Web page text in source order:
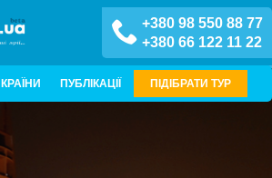
+380 98 550 88 77
+380 66 122 11 22
КРАЇНИ ПУБЛІКАЦІЇ ПІДІБРАТИ ТУР